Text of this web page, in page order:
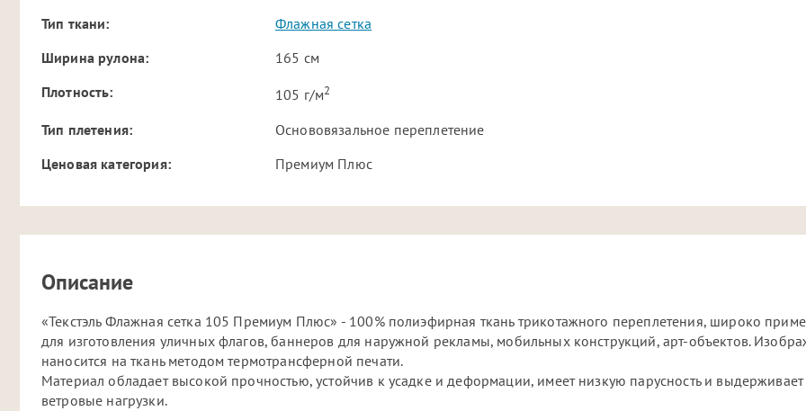
Тип ткани:
Флажная сетка
Ширина рулона:
165 см
Плотность:
105 г/м2
Тип плетения:
Основовязальное переплетение
Ценовая категория:
Премиум Плюс
Описание
«Текстэль Флажная сетка 105 Премиум Плюс» - 100% полиэфирная ткань трикотажного переплетения, широко
для изготовления уличных флагов, баннеров для наружной рекламы, мобильных конструкций, арт-объектов.
наносится на ткань методом термотрансферной печати.
Материал обладает высокой прочностью, устойчив к усадке и деформации, имеет низкую парусность и
ветровые нагрузки.